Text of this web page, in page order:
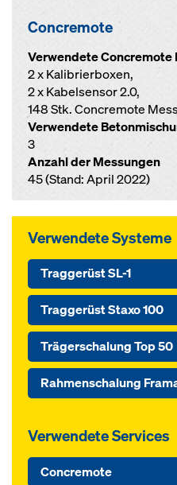
Concremote
Verwendete Concremote
2 x Kalibrierboxen,
2 x Kabelsensor 2.0,
148 Stk. Concremote
Verwendete
3
Anzahl der Messungen
45 (Stand: April 2022)
Verwendete Systeme
Traggerüst SL-1
Traggerüst Staxo 100
Trägerschalung Top 50
Rahmenschalung
Verwendete Services
Concremote